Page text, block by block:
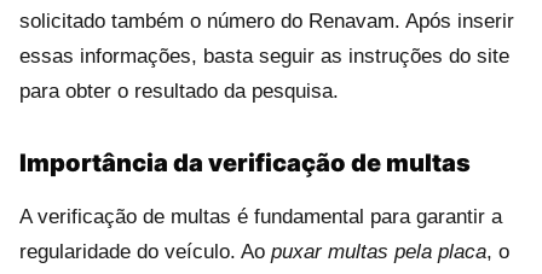
solicitado também o número do Renavam. Após inserir
essas informações, basta seguir as instruções do site
para obter o resultado da pesquisa.
Importância da verificação de multas
A verificação de multas é fundamental para garantir a
regularidade do veículo. Ao puxar multas pela placa, o